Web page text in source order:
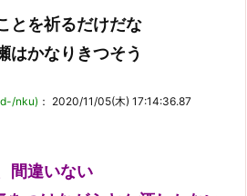
とを祈るだけだな
はかなりきつそう
nku) ： 2020/11/05(木) 17:14:36.87
間違いない